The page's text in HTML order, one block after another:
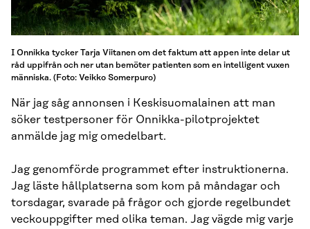
I Onnikka tycker Tarja Viitanen om det faktum att appen inte delar ut
råd uppifrån och ner utan bemöter patienten som en intelligent vuxen
människa. (Foto: Veikko Somerpuro)
När jag såg annonsen i Keskisuomalainen att man
söker testpersoner för Onnikka-pilotprojektet
anmälde jag mig omedelbart.
Jag genomförde programmet efter instruktionerna.
Jag läste hållplatserna som kom på måndagar och
torsdagar, svarade på frågor och gjorde regelbundet
veckouppgifter med olika teman. Jag vägde mig varje